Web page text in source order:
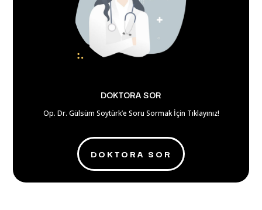
DOKTORA SOR
Op. Dr. Gülsüm Soytürk’e Soru Sormak İçin Tıklayınız!
DOKTORA SOR